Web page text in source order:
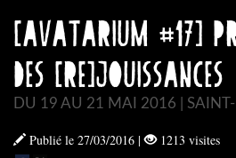
[AVATARIUM #17]
DES [RE]JOUISSANCES
DU 19 AU 21 MAI 2016 |
Publié le 27/03/2016 | 1213 visites